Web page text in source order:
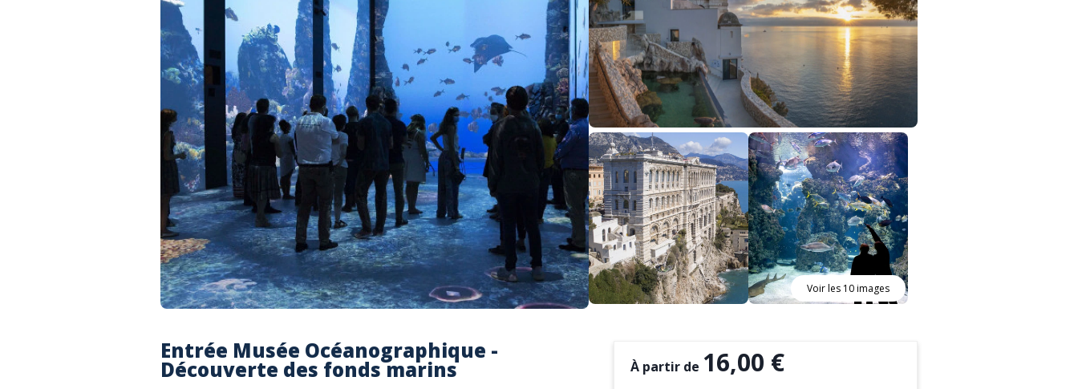
Voir les 10 images
Entrée Musée Océanographique -
Découverte des fonds marins À partir de 16,00 €